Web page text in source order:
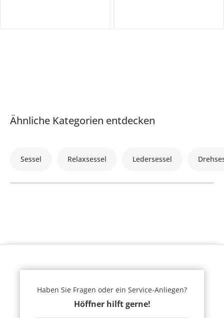
Ähnliche Kategorien entdecken
Sessel Relaxsessel Ledersessel
Haben Sie Fragen oder ein Service-Anliegen?
Höffner hilft gerne!